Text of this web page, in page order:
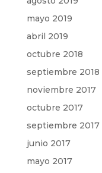
mayo 2019
abril 2019
octubre 2018
septiembre 2018
noviembre 2017
octubre 2017
septiembre 2017
junio 2017
mayo 2017